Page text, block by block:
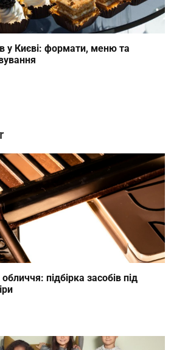
у Києві: формати, меню та
підбірка засобів під